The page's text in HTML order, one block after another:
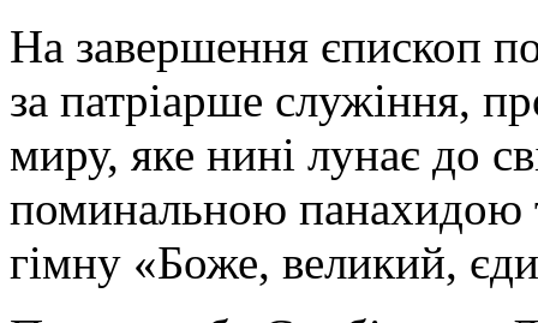
На завершення єпископ
за патріарше служіння,
миру, яке нині лунає до
поминальною панахидою
гімну «Боже, великий,